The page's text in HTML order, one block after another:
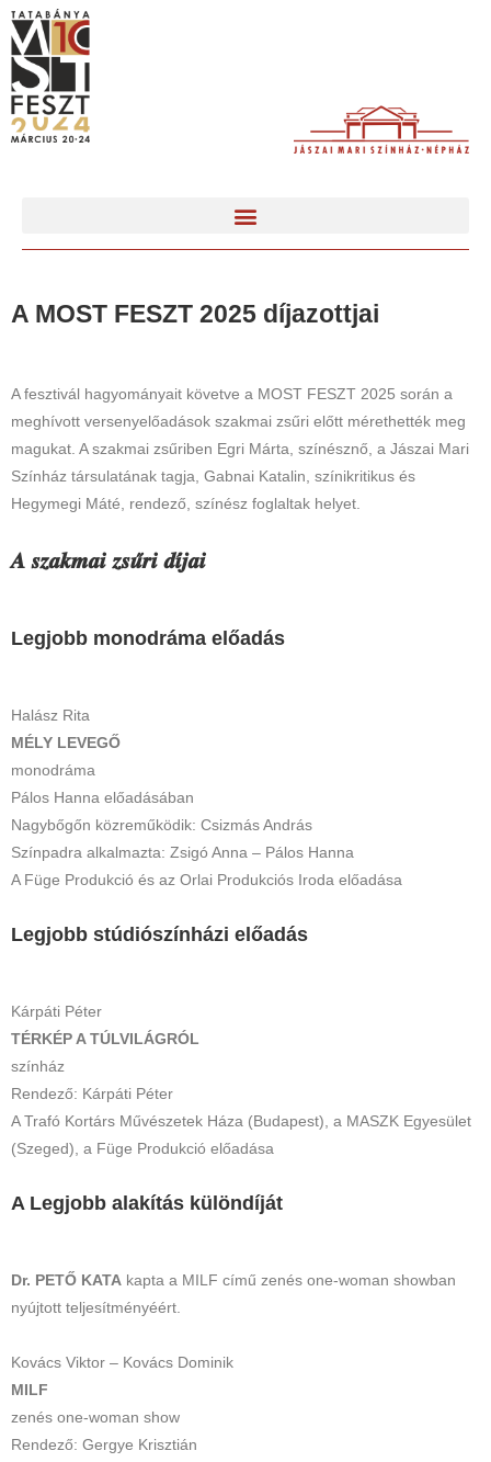
A MOST FESZT 2025 díjazottjai
A fesztivál hagyományait követve a MOST FESZT 2025 során a
meghívott versenyelőadások szakmai zsűri előtt mérethették meg
magukat. A szakmai zsűriben Egri Márta, színésznő, a Jászai Mari
Színház társulatának tagja, Gabnai Katalin, színikritikus és
Hegymegi Máté, rendező, színész foglaltak helyet.
𝑨 𝒔𝒛𝒂𝒌𝒎𝒂𝒊 𝒛𝒔𝒖̋𝒓𝒊 𝒅𝒊́𝒋𝒂𝒊
Legjobb monodráma előadás
Halász Rita
MÉLY LEVEGŐ
monodráma
Pálos Hanna előadásában
Nagybőgőn közreműködik: Csizmás András
Színpadra alkalmazta: Zsigó Anna – Pálos Hanna
A Füge Produkció és az Orlai Produkciós Iroda előadása
Legjobb stúdiószínházi előadás
Kárpáti Péter
TÉRKÉP A TÚLVILÁGRÓL
színház
Rendező: Kárpáti Péter
A Trafó Kortárs Művészetek Háza (Budapest), a MASZK Egyesület
(Szeged), a Füge Produkció előadása
A Legjobb alakítás különdíját
Dr. PETŐ KATA kapta a MILF című zenés one-woman showban
nyújtott teljesítményéért.
Kovács Viktor – Kovács Dominik
MILF
zenés one-woman show
Rendező: Gergye Krisztián